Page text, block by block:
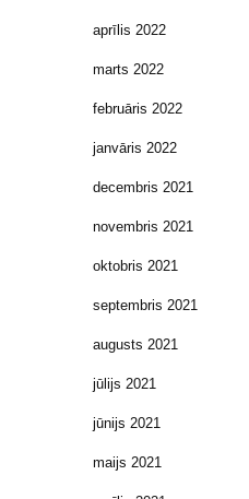
aprīlis 2022
marts 2022
februāris 2022
janvāris 2022
decembris 2021
novembris 2021
oktobris 2021
septembris 2021
augusts 2021
jūlijs 2021
jūnijs 2021
maijs 2021